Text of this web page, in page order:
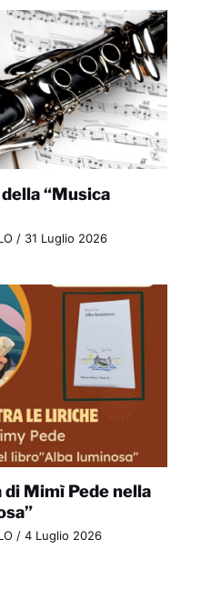
“Musica
/ 31 Luglio 2026
Mimì Pede nella
/ 4 Luglio 2026